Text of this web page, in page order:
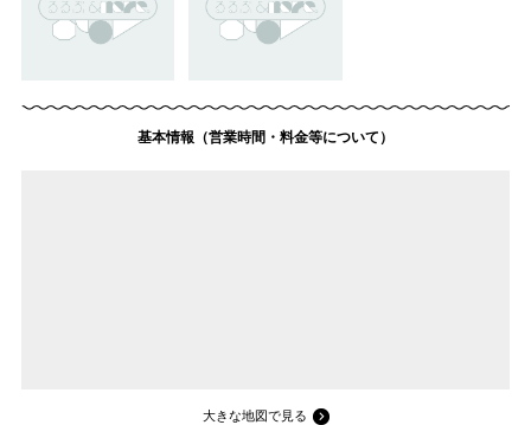
基本情報（営業時間・料金等について）
大きな地図で見る